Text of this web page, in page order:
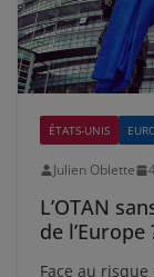
ÉTATS-UNIS
Julien Oblette
L’OTAN
de l’Europe
Face au